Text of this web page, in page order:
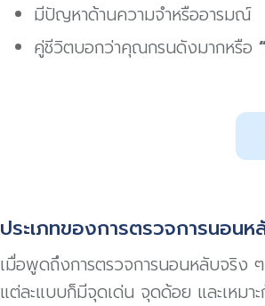
มีปัญหาด้านความจำหรืออารมณ์
คู่ชีวิตบอกว่าคุณกรนดังมากหรือ
ประเภทของการตรวจการนอนห
เมื่อพูดถึงการตรวจการนอนหลับจริ
แต่ละแบบก็มีจุดเด่น จุดด้อย และเหม